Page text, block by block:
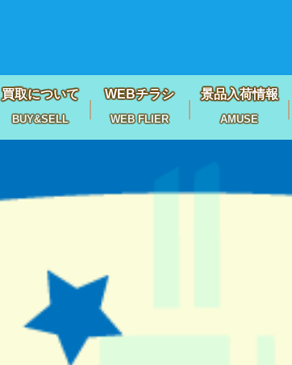
買取について
BUY&SELL
WEBチラシ
WEB FLIER
景品入荷情報
AMUSE